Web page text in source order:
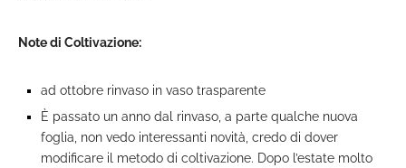
Note di Coltivazione:
ad ottobre rinvaso in vaso trasparente
È passato un anno dal rinvaso, a parte qualche nuova
foglia, non vedo interessanti novità, credo di dover
modificare il metodo di coltivazione. Dopo l’estate molto